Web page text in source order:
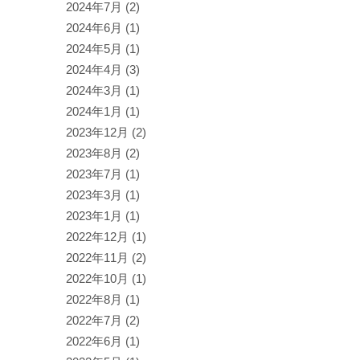
2024年7月 (2)
2024年6月 (1)
2024年5月 (1)
2024年4月 (3)
2024年3月 (1)
2024年1月 (1)
2023年12月 (2)
2023年8月 (2)
2023年7月 (1)
2023年3月 (1)
2023年1月 (1)
2022年12月 (1)
2022年11月 (2)
2022年10月 (1)
2022年8月 (1)
2022年7月 (2)
2022年6月 (1)